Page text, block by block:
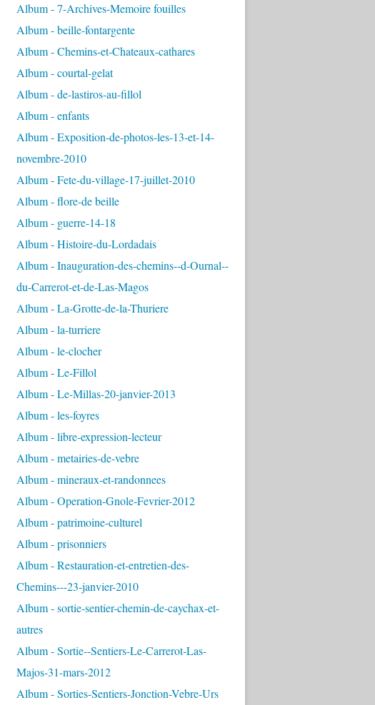
Album - 7-Archives-Memoire fouilles
Album - beille-fontargente
Album - Chemins-et-Chateaux-cathares
Album - courtal-gelat
Album - de-lastiros-au-fillol
Album - enfants
Album - Exposition-de-photos-les-13-et-14-
novembre-2010
Album - Fete-du-village-17-juillet-2010
Album - flore-de beille
Album - guerre-14-18
Album - Histoire-du-Lordadais
Album - Inauguration-des-chemins--d-Ournal--
du-Carrerot-et-de-Las-Magos
Album - La-Grotte-de-la-Thuriere
Album - la-turriere
Album - le-clocher
Album - Le-Fillol
Album - Le-Millas-20-janvier-2013
Album - les-foyres
Album - libre-expression-lecteur
Album - metairies-de-vebre
Album - mineraux-et-randonnees
Album - Operation-Gnole-Fevrier-2012
Album - patrimoine-culturel
Album - prisonniers
Album - Restauration-et-entretien-des-
Chemins---23-janvier-2010
Album - sortie-sentier-chemin-de-caychax-et-
autres
Album - Sortie--Sentiers-Le-Carrerot-Las-
Majos-31-mars-2012
Album - Sorties-Sentiers-Jonction-Vebre-Urs